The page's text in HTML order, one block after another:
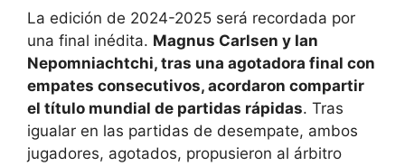
La edición de 2024-2025 será recordada por
una final inédita. Magnus Carlsen y Ian
Nepomniachtchi, tras una agotadora final con
empates consecutivos, acordaron compartir
el título mundial de partidas rápidas. Tras
igualar en las partidas de desempate, ambos
jugadores, agotados, propusieron al árbitro